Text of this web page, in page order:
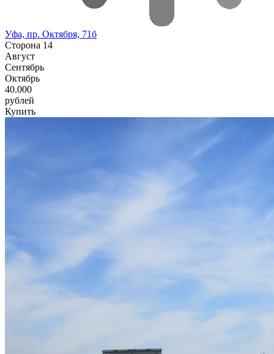
Уфа, пр. Октября, 71б
Сторона 14
Август
Сентябрь
Октябрь
40.000
рублей
Купить